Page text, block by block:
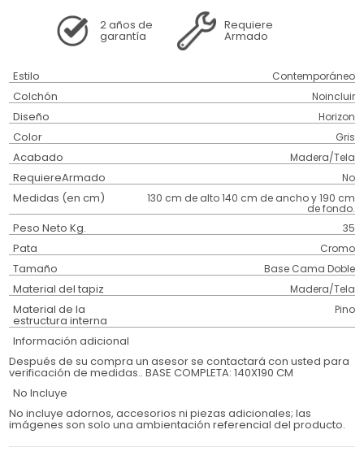
2 años de
garantía
Requiere
Armado
Estilo Contemporáneo
Colchón Noincluir
Diseño Horizon
Color Gris
Acabado Madera/Tela
RequiereArmado No
Medidas (en cm) 130 cm de alto 140 cm de ancho y 190 cm
de fondo.
Peso Neto Kg. 35
Pata Cromo
Tamaño Base Cama Doble
Material del tapiz Madera/Tela
Material de la
estructura interna
Pino
Información adicional
Después de su compra un asesor se contactará con usted para
verificación de medidas.. BASE COMPLETA: 140X190 CM
No Incluye
No incluye adornos, accesorios ni piezas adicionales; las
imágenes son solo una ambientación referencial del producto.